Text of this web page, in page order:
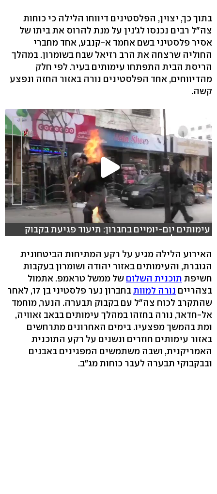
בתוך כך, יצוין, הפלסטינים דיווחו הלילה כי כוחות
צה"ל רבים נכנסו לג'נין על מנת להרוס את ביתו של
אסיר פלסטיני בשם אחמד א-קנבע, אחד מחברי
החוליה שרצחה את הרב רזיאל שבח בשומרון. במהלך
הריסת הבית התפתחו עימותים בעיר. לפי חלק
מהדיווחים, אחד הפלסטינים נורה באזור החזה ונפצע
קשה.
עימותים יום-יומיים בחברון: תיעוד פגיעת בקבוק
תבערה בלוחם
האירוע הלילה מגיע על רקע המתיחות הביטחונית
הגוברת, והעימותים באזור יהודה ושומרון בעקבות
חשיפת תוכנית השלום של ממשל טראמפ. אתמול
בצהריים נורה למוות
בחברון נער פלסטיני בן 17, לאחר
שהתקרב לכוח צה"ל עם בקבוק תבערה. הנער, מוחמד
אל-חדאד, נורה בחזהו במהלך עימותים בבאב זאוויה,
ומת בהמשך מפצעיו. בימים האחרונים מתרחשים
באזור עימותים חוזרים ונשנים על רקע התוכנית
האמריקנית, ושבה משתמשים המפגינים באבנים
ובבקבוקי תבערה לעבר כוחות מג"ב.